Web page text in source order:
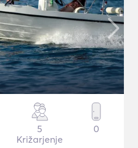
5
Križarjenje
0